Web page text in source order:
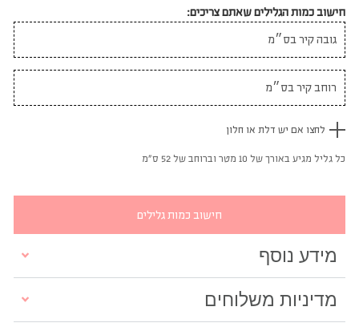
חישוב כמות הגלילים שאתם צריכים:
לחצו אם יש דלת או חלון
כל גליל מגיע באורך של 10 מטר וברוחב של 52 ס"מ
חישוב כמות גלילים
מידע נוסף
מדיניות משלוחים